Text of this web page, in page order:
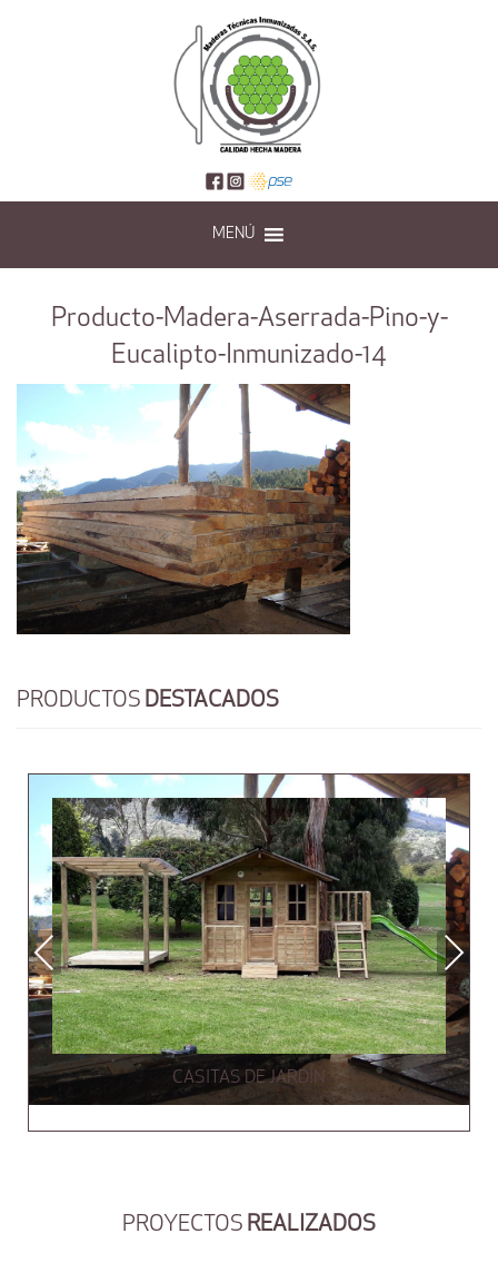
MENÚ
Producto-Madera-Aserrada-Pino-y-
Eucalipto-Inmunizado-14
PRODUCTOS DESTACADOS
CASITAS DE JARDÍN
Previous Next
PROYECTOS REALIZADOS